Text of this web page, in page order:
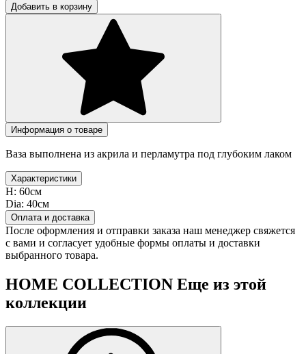
Добавить в корзину
Информация о товаре
Ваза выполнена из акрила и перламутра под глубоким лаком
Характеристики
H: 60см
Dia: 40см
Оплата и доставка
После оформления и отправки заказа наш менеджер свяжется
с вами и согласует удобные формы оплаты и доставки
выбранного товара.
HOME COLLECTION Еще из этой
коллекции